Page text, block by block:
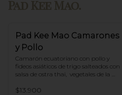
Pad Kee Mao Camarones
y Pollo
Camarón ecuatoriano con pollo y
fideos asiáticos de trigo salteados con
salsa de ostra thai,  vegetales de la
$13.900